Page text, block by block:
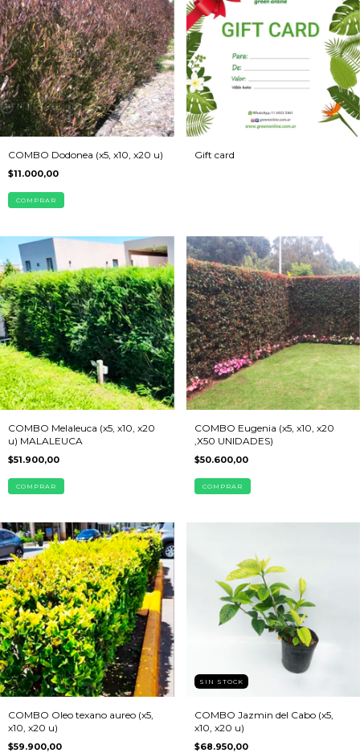
COMBO Dodonea (x5, x10, x20 u)
$11.000,00
COMPRAR
Gift card
COMBO Melaleuca (x5, x10, x20
u) MALALEUCA
$51.900,00
COMPRAR
COMBO Eugenia (x5, x10, x20
,X50 UNIDADES)
$50.600,00
COMPRAR
COMBO Oleo texano aureo (x5,
x10, x20 u)
$59.900,00
SIN STOCK
COMBO Jazmin del Cabo (x5,
x10, x20 u)
$68.950,00